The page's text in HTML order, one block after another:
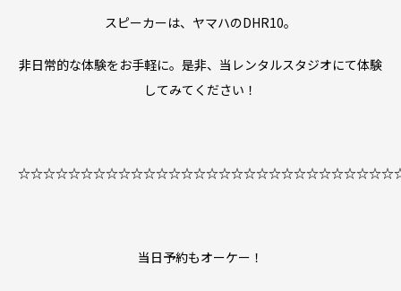
スピーカーは、ヤマハのDHR10。
非日常的な体験をお手軽に。是非、当レンタルスタジオにて体験
してみてください！
当日予約もオーケー！